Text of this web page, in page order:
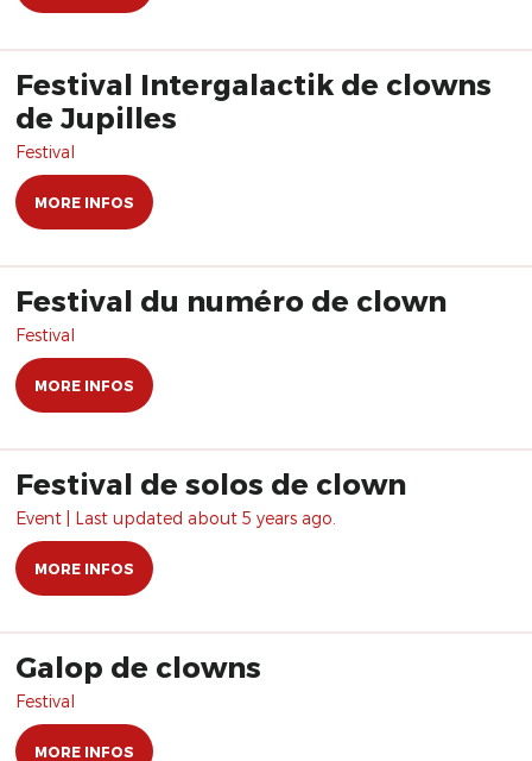
Festival Intergalactik de clowns
de Jupilles
Festival
MORE INFOS
Festival du numéro de clown
Festival
MORE INFOS
Festival de solos de clown
Event | Last updated about 5 years ago.
MORE INFOS
Galop de clowns
Festival
MORE INFOS